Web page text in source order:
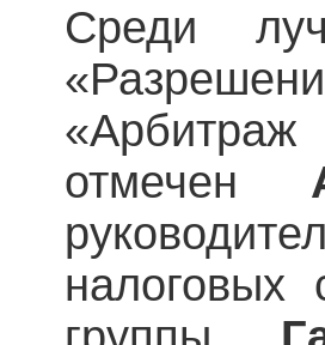
Среди
отмечен